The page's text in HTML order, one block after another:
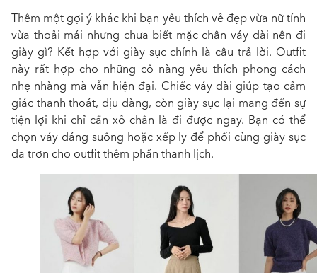
Thêm một gợi ý khác khi bạn yêu thích vẻ đẹp vừa nữ tính
vừa thoải mái nhưng chưa biết mặc chân váy dài nên đi
giày gì? Kết hợp với giày sục chính là câu trả lời. Outfit
này rất hợp cho những cô nàng yêu thích phong cách
nhẹ nhàng mà vẫn hiện đại. Chiếc váy dài giúp tạo cảm
giác thanh thoát, dịu dàng, còn giày sục lại mang đến sự
tiện lợi khi chỉ cần xỏ chân là đi được ngay. Bạn có thể
chọn váy dáng suông hoặc xếp ly để phối cùng giày sục
da trơn cho outfit thêm phần thanh lịch.